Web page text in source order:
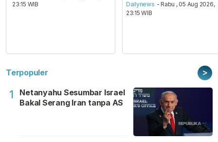
23:15 WIB
Dailynews - Rabu , 05 Aug 2026,
23:15 WIB
Terpopuler >
1
Netanyahu Sesumbar Israel
Bakal Serang Iran tanpa AS